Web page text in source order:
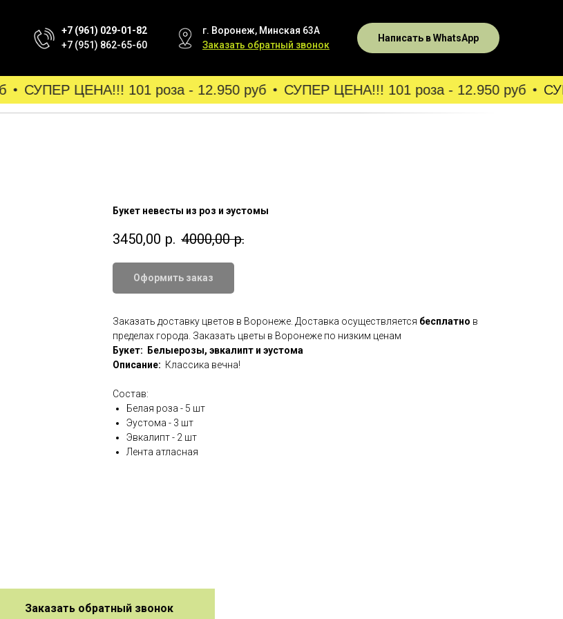
+7 (961) 029-01-82
+7 (951) 862-65-60
г. Воронеж, Минская 63А
Заказать обратный звонок
Написать в WhatsApp
СУПЕР ЦЕНА!!! 101 роза - 12.950 руб СУПЕР ЦЕНА!!! 101 роза - 12.950 руб
Букет невесты из роз и эустомы
3450,00 р. 4000,00 р.
Оформить заказ
Заказать доставку цветов в Воронеже. Доставка осуществляется бесплатно в
пределах города. Заказать цветы в Воронеже по низким ценам
Букет: Белыерозы, эвкалипт и эустома
Описание: Классика вечна!
Состав:
Белая роза - 5 шт
Эустома - 3 шт
Эвкалипт - 2 шт
Лента атласная
Заказать обратный звонок